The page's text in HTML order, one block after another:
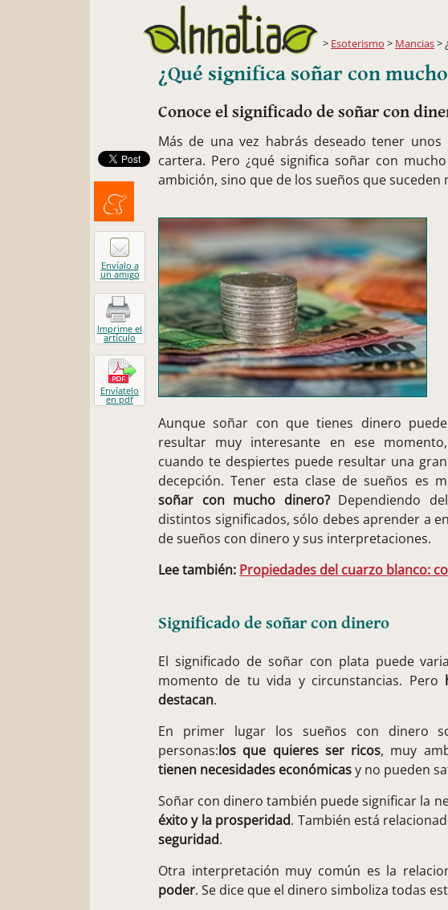
Esoterismo > Mancias>
¿Qué significa soñar con
Conoce el significado de soñar con
Más de una vez habrás deseado tener
cartera. Pero ¿qué significa soñar con
ambición, sino que de los sueños que suceden
Aunque soñar con que tienes dinero puede
resultar muy interesante en ese momento,
cuando te despiertes puede resultar una gran
decepción. Tener esta clase de sueños es
soñar con mucho dinero?Dependiendo
distintos significados, sólo debes aprender a
de sueños con dinero y sus interpretaciones.
Lee también: Propiedades del cuarzo blanco:
Significado de soñar con dinero
El significado de soñar con plata puede
momento de tu vida y circunstancias. Pero
destacan.
En primer lugar los sueños con dinero
personas:los que quieres ser ricos, muy
tienen necesidades económicasy no pueden
Soñar con dinero también puede significar la
éxito y la prosperidad. También está
seguridad.
Otra interpretación muy común es la
poder. Se dice que el dinero simboliza todas
Menéalo
Envíalo a
un amigo
Imprime el
artículo
Envíatelo
en pdf